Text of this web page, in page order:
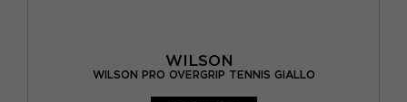
WILSON
WILSON PRO OVERGRIP TENNIS GIALLO